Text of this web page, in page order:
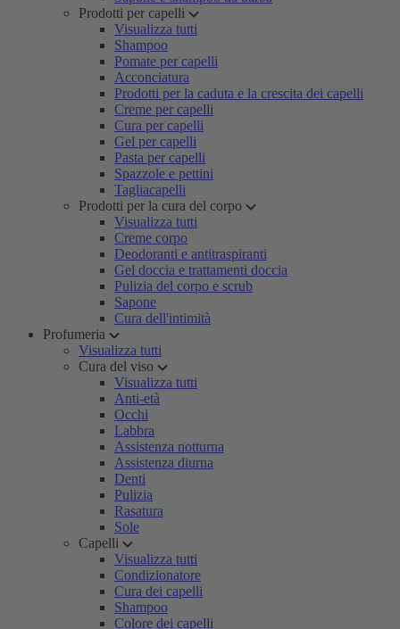
Prodotti per capelli
Visualizza tutti
Shampoo
Pomate per capelli
Acconciatura
Prodotti per la caduta e la crescita dei capelli
Creme per capelli
Cura per capelli
Gel per capelli
Pasta per capelli
Spazzole e pettini
Tagliacapelli
Prodotti per la cura del corpo
Visualizza tutti
Creme corpo
Deodoranti e antitraspiranti
Gel doccia e trattamenti doccia
Pulizia del corpo e scrub
Sapone
Cura dell'intimità
Profumeria
Visualizza tutti
Cura del viso
Visualizza tutti
Anti-età
Occhi
Labbra
Assistenza notturna
Assistenza diurna
Denti
Pulizia
Rasatura
Sole
Capelli
Visualizza tutti
Condizionatore
Cura dei capelli
Shampoo
Colore dei capelli